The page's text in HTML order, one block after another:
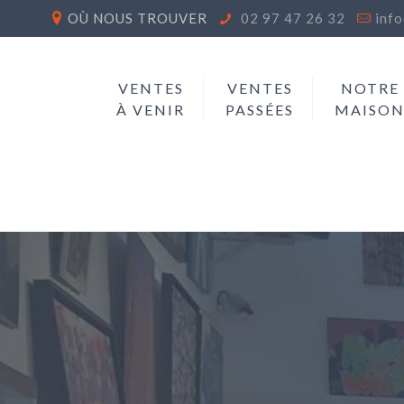
OÙ NOUS TROUVER 02 97 47 26 32
VENTES
À VENIR
VENTES
PASSÉES
NOTRE